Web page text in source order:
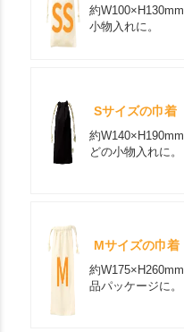
約
小物入れに。
Sサイズの巾着
約
どの小物入れに。
Mサイズの巾
約
品パッケージに。